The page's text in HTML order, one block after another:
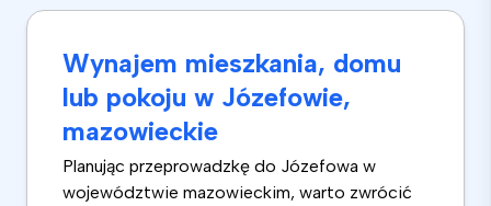
Wynajem mieszkania, domu
lub pokoju w Józefowie,
mazowieckie
Planując przeprowadzkę do Józefowa w
województwie mazowieckim, warto zwrócić